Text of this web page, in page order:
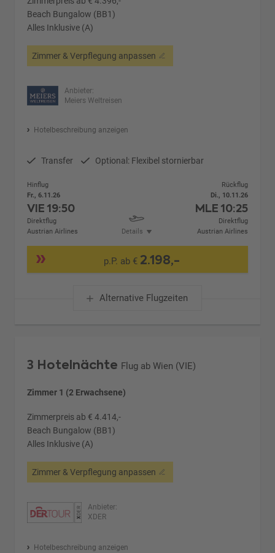
Beach Bungalow (BB1)
Alles Inklusive (A)
Zimmer & Verpflegung anpassen
Anbieter:
Meiers Weltreisen
Hotelbeschreibung anzeigen
Transfer Optional: Flexibel stornierbar
Hinflug
Fr., 6.11.26
VIE19:50
Direktflug
Austrian Airlines
Details
Rückflug
Di., 10.11.26
MLE 10:25
Direktflug
Austrian Airlines
p.P. ab € 2.198,-
Alternative Flugzeiten
3 Hotelnächte Flug ab Wien (VIE)
Zimmer 1 (2 Erwachsene)
Zimmerpreis ab € 4.414,-
Beach Bungalow (BB1)
Alles Inklusive (A)
Zimmer & Verpflegung anpassen
Anbieter:
XDER
Hotelbeschreibung anzeigen